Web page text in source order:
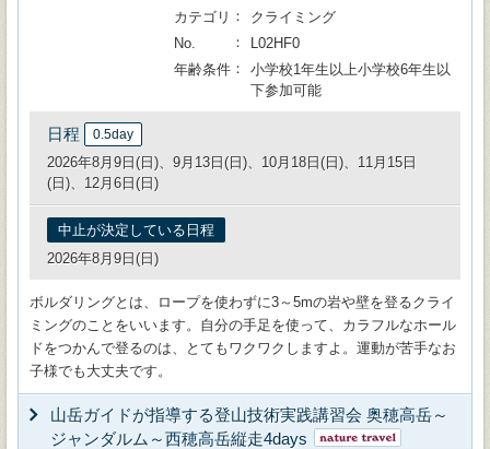
カテゴリ
クライミング
No.
L02HF0
年齢条件
小学校1年生以上小学校6年生以
下参加可能
日程 0.5day
2026年8月9日(日)、9月13日(日)、10月18日(日)、11月15日
(日)、12月6日(日)
中止が決定している日程
2026年8月9日(日)
ボルダリングとは、ロープを使わずに3～5mの岩や壁を登るクライ
ミングのことをいいます。自分の手足を使って、カラフルなホール
ドをつかんで登るのは、とてもワクワクしますよ。運動が苦手なお
子様でも大丈夫です。
山岳ガイドが指導する登山技術実践講習会 奥穂高岳～
ジャンダルム～西穂高岳縦走4days